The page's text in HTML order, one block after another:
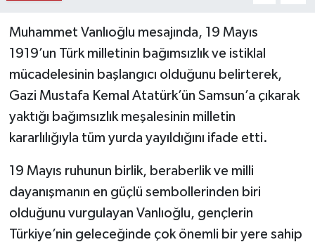
Muhammet Vanlıoğlu mesajında, 19 Mayıs
1919’un Türk milletinin bağımsızlık ve istiklal
mücadelesinin başlangıcı olduğunu belirterek,
Gazi Mustafa Kemal Atatürk’ün Samsun’a çıkarak
yaktığı bağımsızlık meşalesinin milletin
kararlılığıyla tüm yurda yayıldığını ifade etti.
19 Mayıs ruhunun birlik, beraberlik ve milli
dayanışmanın en güçlü sembollerinden biri
olduğunu vurgulayan Vanlıoğlu, gençlerin
Türkiye’nin geleceğinde çok önemli bir yere sahip